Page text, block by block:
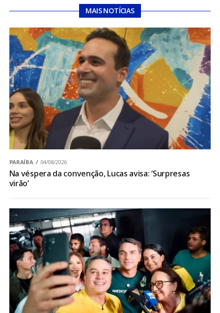
MAIS NOTÍCIAS
PARAÍBA 04/08/2026
Na véspera da convenção, Lucas avisa: ‘Surpresas
virão’